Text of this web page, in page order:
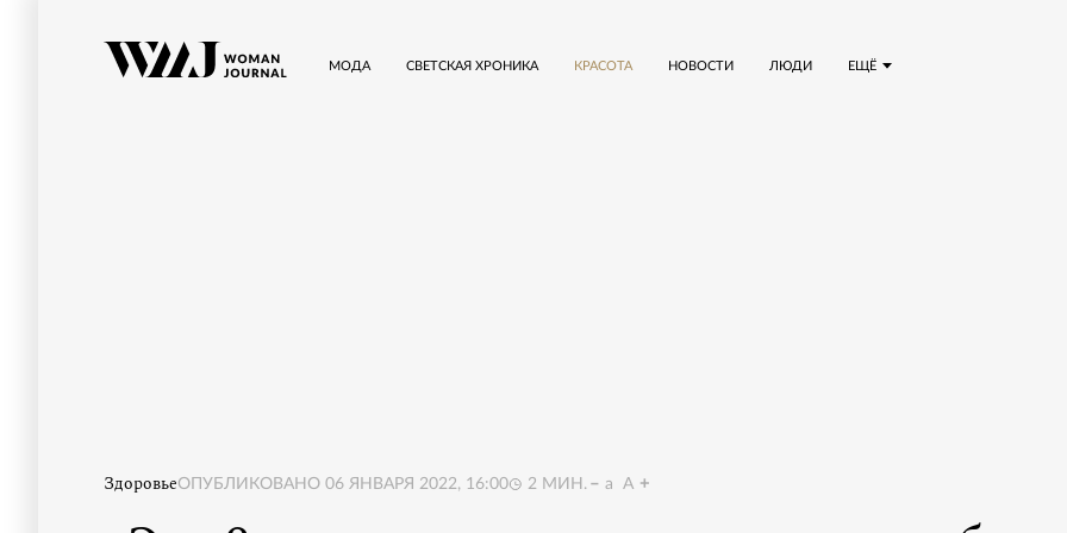
ЕЩЁ
МОДА СВЕТСКАЯ ХРОНИКА КРАСОТА НОВОСТИ ЛЮДИ
ЗдоровьеОПУБЛИКОВАНО 06 ЯНВАРЯ 2022, 16:00 2 МИН. a A